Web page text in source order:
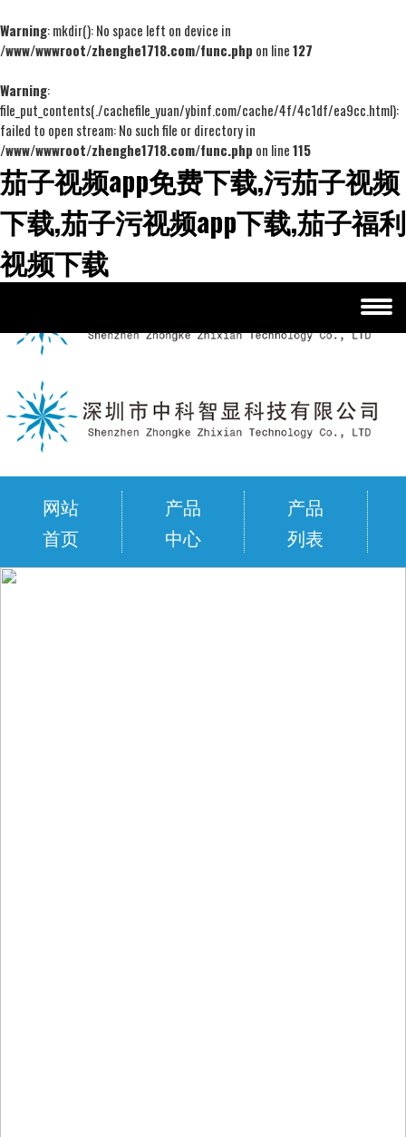
Warning: mkdir(): No space left on device in
/www/wwwroot/zhenghe1718.com/func.php on line127
Warning:
file_put_contents(./cachefile_yuan/ybinf.com/cache/4f/4c1df/ea9cc.html):
failed to open stream: No such file or directory in
/www/wwwroot/zhenghe1718.com/func.php on line115
茄子视频app免费下载,污茄子视频
下载,茄子污视频app下载,茄子福利
视频下载
网站
首页
产品
中心
产品
列表